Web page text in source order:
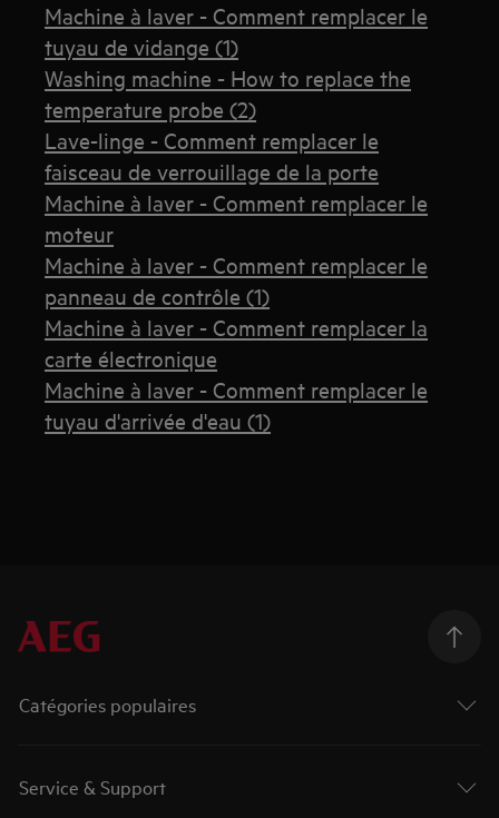
Machine à laver - Comment remplacer le
tuyau de vidange (1)
Washing machine - How to replace the
temperature probe (2)
Lave-linge - Comment remplacer le
faisceau de verrouillage de la porte
Machine à laver - Comment remplacer le
moteur
Machine à laver - Comment remplacer le
panneau de contrôle (1)
Machine à laver - Comment remplacer la
carte électronique
Machine à laver - Comment remplacer le
tuyau d'arrivée d'eau (1)
Catégories populaires
Service & Support